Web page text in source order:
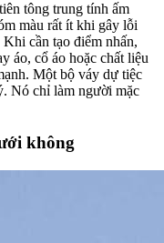
tông trung tính ấm
màu rất ít khi gây lỗi
cần tạo điểm nhấn,
áo, cổ áo hoặc chất liệu
Một bộ váy dự tiệc
Nó chỉ làm người mặc
không